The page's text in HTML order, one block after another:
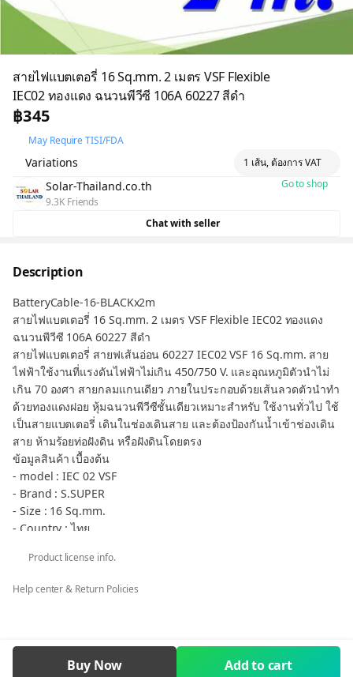
สายไฟแบตเตอรี่ 16 Sq.mm. 2 เมตร VSF Flexible
IEC02 ทองแดง ฉนวนพีวีซี 106A 60227 สีดำ
฿345
May Require TISI/FDA
Variations 1 เส้น, ต้องการ VAT
Solar-Thailand.co.th
9.3K Friends
Go to shop
Chat with seller
Description
BatteryCable-16-BLACKx2m
สายไฟแบตเตอรี่ 16 Sq.mm. 2 เมตร VSF Flexible IEC02 ทองแดง
ฉนวนพีวีซี 106A 60227 สีดำ
สายไฟแบตเตอรี่ สายฟเส้นอ่อน 60227 IEC02 VSF 16 Sq.mm. สาย
ไฟฟ้าใช้งานที่แรงดันไฟฟ้าไม่เกิน 450/750 V. และอุณหภูมิตัวนำไม่
เกิน 70 องศา สายกลมแกนเดียว ภายในประกอบด้วยเส้นลวดตัวนำทำ
ด้วยทองแดงฝอย หุ้มฉนวนพีวีซีชั้นเดียวเหมาะสำหรับ ใช้งานทั่วไป ใช้
เป็นสายแบตเตอรี่ เดินในช่องเดินสาย และต้องป้องกันน้ำเข้าช่องเดิน
สาย ห้ามร้อยท่อฝังดิน หรือฝังดินโดยตรง
ข้อมูลสินค้า เบื้องต้น
- model : IEC 02 VSF
- Brand : S.SUPER
- Size : 16 Sq.mm.
- Country : ไทย
- Voltage : 450/750V
- Insulated : PVC
- ความยาว : 2 เมตร
กลุ่มสินค้า 16 mm2 สายไฟ แบตเตอรี่ - Flexible Battery Cable 16
Product license info.
Help center & Return Policies
Buy Now Add to cart